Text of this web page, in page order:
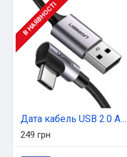
В НАЯВНОСТІ
Дата кабель USB 2.0 AM to Type-C 1.0m US284 Angled Alum. Braid Black Ugreen (50941)
249 грн